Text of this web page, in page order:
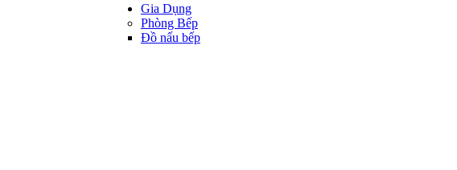
Gia Dụng
Phòng Bếp
Đồ nấu bếp